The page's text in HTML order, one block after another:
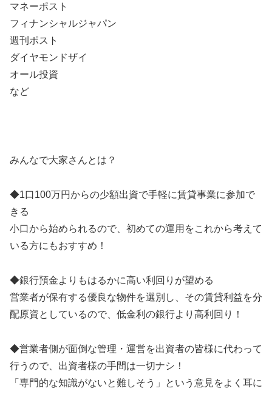
マネーポスト
フィナンシャルジャパン
週刊ポスト
ダイヤモンドザイ
オール投資
など
みんなで大家さんとは？
◆1口100万円からの少額出資で手軽に賃貸事業に参加で
きる
小口から始められるので、初めての運用をこれから考えて
いる方にもおすすめ！
◆銀行預金よりもはるかに高い利回りが望める
営業者が保有する優良な物件を選別し、その賃貸利益を分
配原資としているので、低金利の銀行より高利回り！
◆営業者側が面倒な管理・運営を出資者の皆様に代わって
行うので、出資者様の手間は一切ナシ！
「専門的な知識がないと難しそう」という意見をよく耳に